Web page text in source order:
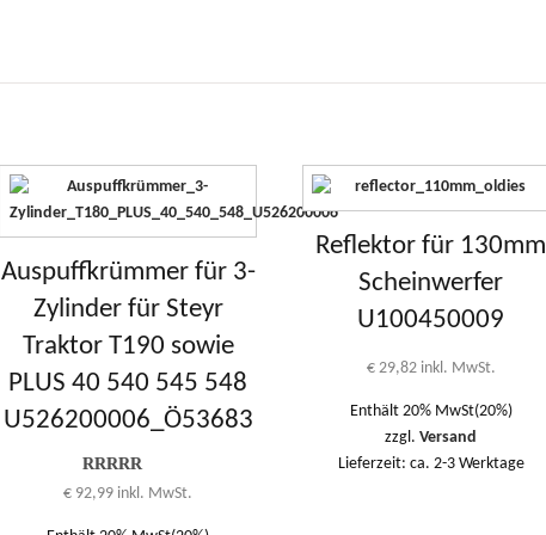
Auspuffkrümmer für 3-
Zylinder für Steyr
Traktor T190 sowie
PLUS 40 540 545 548
U526200006_Ö53683
Bewertung
5.00
€ 92,99 inkl. MwSt.
Reflektor für 130mm
Scheinwerfer
U100450009
€29,82 inkl. MwSt.
Enthält 20% MwSt(20%)
zzgl.Versand
Lieferzeit: ca. 2-3 Werktage